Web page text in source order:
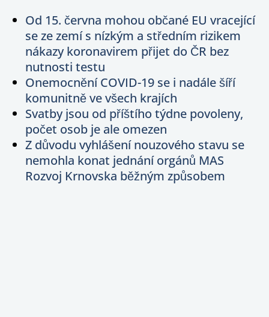
Od 15. června mohou občané EU vracející
se ze zemí s nízkým a středním rizikem
nákazy koronavirem přijet do ČR bez
nutnosti testu
Onemocnění COVID-19 se i nadále šíří
komunitně ve všech krajích
Svatby jsou od příštího týdne povoleny,
počet osob je ale omezen
Z důvodu vyhlášení nouzového stavu se
nemohla konat jednání orgánů MAS
Rozvoj Krnovska běžným způsobem